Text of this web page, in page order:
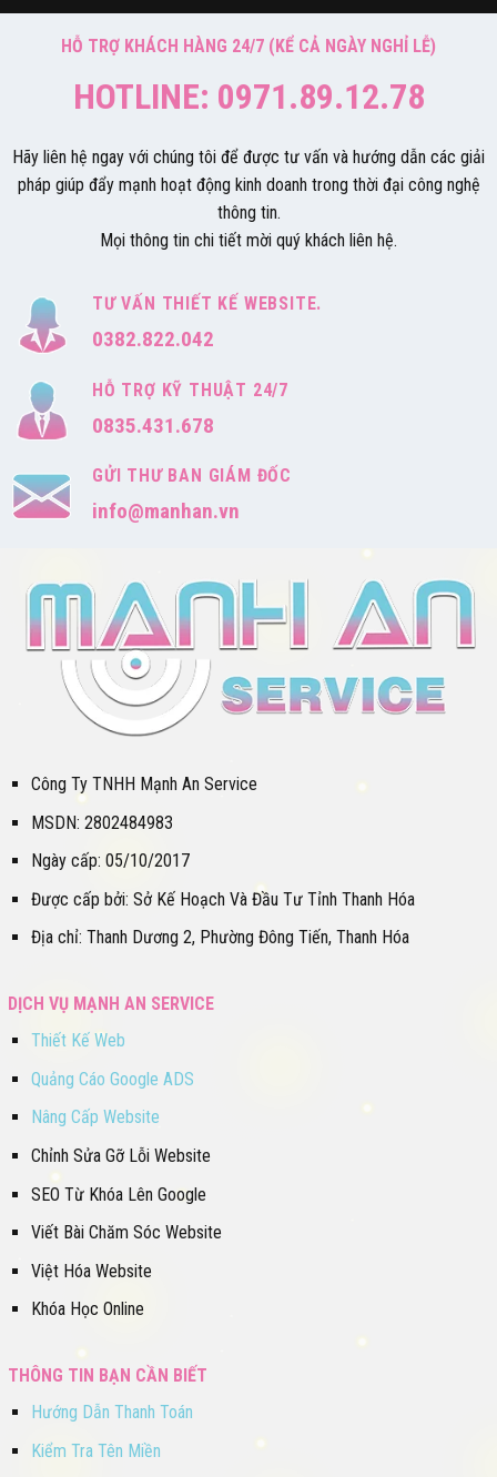
HỖ TRỢ KHÁCH HÀNG 24/7 (KỂ CẢ NGÀY NGHỈ LỄ)
HOTLINE: 0971.89.12.78
Hãy liên hệ ngay với chúng tôi để được tư vấn và hướng dẫn các giải
pháp giúp đẩy mạnh hoạt động kinh doanh trong thời đại công nghệ
thông tin.
Mọi thông tin chi tiết mời quý khách liên hệ.
TƯ VẤN THIẾT KẾ WEBSITE.
0382.822.042
HỖ TRỢ KỸ THUẬT 24/7
0835.431.678
GỬI THƯ BAN GIÁM ĐỐC
info@manhan.vn
Công Ty TNHH Mạnh An Service
MSDN: 2802484983
Ngày cấp: 05/10/2017
Được cấp bởi: Sở Kế Hoạch Và Đầu Tư Tỉnh Thanh Hóa
Địa chỉ: Thanh Dương 2, Phường Đông Tiến, Thanh Hóa
DỊCH VỤ MẠNH AN SERVICE
Thiết Kế Web
Quảng Cáo Google ADS
Nâng Cấp Website
Chỉnh Sửa Gỡ Lỗi Website
SEO Từ Khóa Lên Google
Viết Bài Chăm Sóc Website
Việt Hóa Website
Khóa Học Online
THÔNG TIN BẠN CẦN BIẾT
Hướng Dẫn Thanh Toán
Kiểm Tra Tên Miền